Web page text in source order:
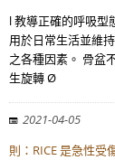
l 教導正確的呼吸型
用於日常生活並維
之各種因素。 骨盆
生旋轉 Ø
2021-04-05
則：RICE 是急性受